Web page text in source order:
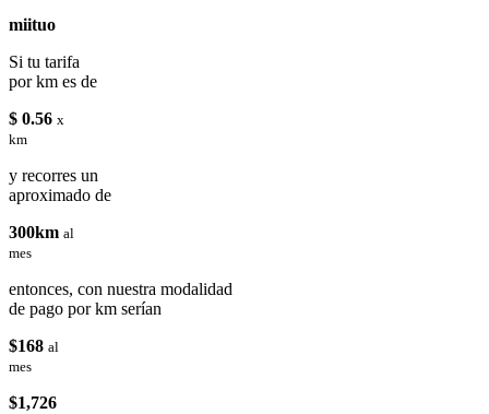
miituo
Si tu tarifa
por km es de
$ 0.56 x
km
y recorres un
aproximado de
300km al
mes
entonces, con nuestra modalidad
de pago por km serían
$168 al
mes
$1,726